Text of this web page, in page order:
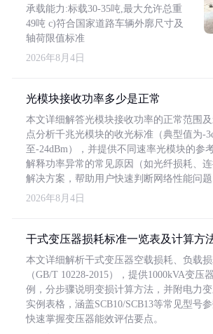
承载能力:标载30-35吨,最大允许总重
49吨 c)符合国家道路车辆外廓尺寸及
轴荷限值标准
2026年8月4日
光模块接收功率多少是正常
本文详细解答光模块接收功率的正常范围
点分析千兆光模块的收光标准（典型值为-
至-24dBm），并提供不同速率光模块的参
解释功率异常的常见原因（如光纤损耗、
解决方案，帮助用户快速判断网络性能问题
2026年8月4日
干式变压器损耗标准一览表及计算方
本文详细解析干式变压器空载损耗、负载
（GB/T 10228-2015），提供1000kVA变压
例，分步骤说明变损计算方法，并附电力
实例表格，涵盖SCB10/SCB13等常见型号
快速掌握变压器能效评估要点。